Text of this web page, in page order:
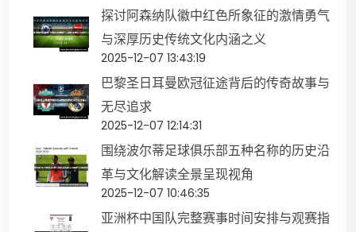
探讨阿森纳队徽中红色所象征的激情勇气
与深厚历史传统文化内涵之义
2025-12-07 13:43:19
巴黎圣日耳曼欧冠征途背后的传奇故事与
无尽追求
2025-12-07 12:14:31
围绕波尔蒂足球俱乐部五种名称的历史沿
革与文化解读全景呈现视角
2025-12-07 10:46:35
亚洲杯中国队完整赛事时间安排与观赛指